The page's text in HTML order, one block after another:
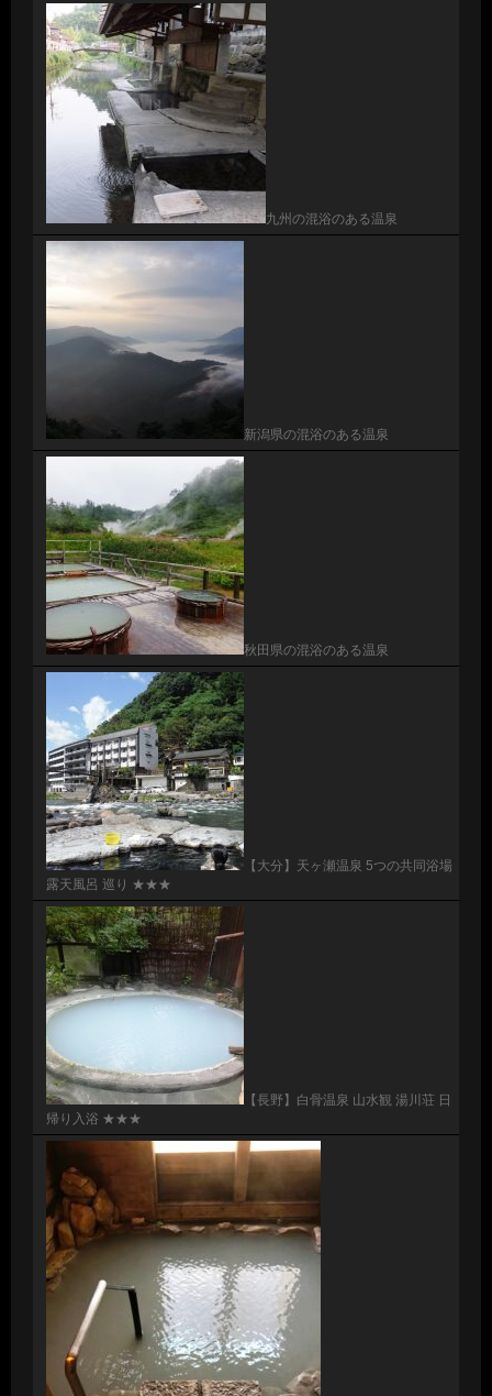
九州の混浴のある温泉
新潟県の混浴のある温泉
秋田県の混浴のある温泉
【大分】天ヶ瀬温泉 5つの共同浴場
露天風呂 巡り ★★★
【長野】白骨温泉 山水観 湯川荘 日
帰り入浴 ★★★